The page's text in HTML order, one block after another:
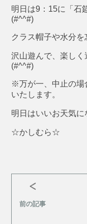
明日は9：15に「石
(#^^#)
クラス帽子や水分
沢山遊んで、楽し
(#^^#)
※万が一、中止の場
いたします。
明日はいいお天気に
☆かしむら☆
前の記事